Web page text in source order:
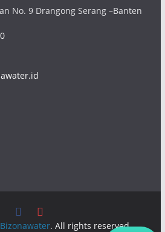
No. 9 Drangong Serang –Banten
Bizonawater. All rights reserved.